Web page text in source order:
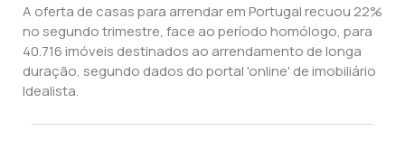
A oferta de casas para arrendar em Portugal recuou 22%
no segundo trimestre, face ao período homólogo, para
40.716 imóveis destinados ao arrendamento de longa
duração, segundo dados do portal 'online' de imobiliário
Idealista.